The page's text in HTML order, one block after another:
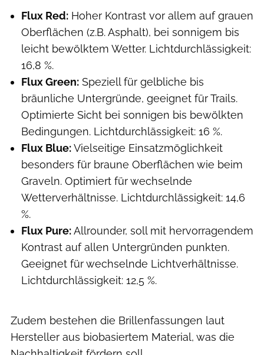
Flux Red: Hoher Kontrast vor allem auf grauen
Oberflächen (z.B. Asphalt), bei sonnigem bis
leicht bewölktem Wetter. Lichtdurchlässigkeit:
16,8 %.
Flux Green: Speziell für gelbliche bis
bräunliche Untergründe, geeignet für Trails.
Optimierte Sicht bei sonnigen bis bewölkten
Bedingungen. Lichtdurchlässigkeit: 16 %.
Flux Blue:Vielseitige Einsatzmöglichkeit
besonders für braune Oberflächen wie beim
Graveln. Optimiert für wechselnde
Wetterverhältnisse. Lichtdurchlässigkeit: 14,6
%.
Flux Pure:Allrounder, soll mit hervorragendem
Kontrast auf allen Untergründen punkten.
Geeignet für wechselnde Lichtverhältnisse.
Lichtdurchlässigkeit: 12,5 %.
Zudem bestehen die Brillenfassungen laut
Hersteller aus biobasiertem Material, was die